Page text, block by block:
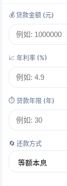
💰 贷款金额 (元)
📈 年利率 (%)
⏱️ 贷款年限 (年)
🔄 还款方式